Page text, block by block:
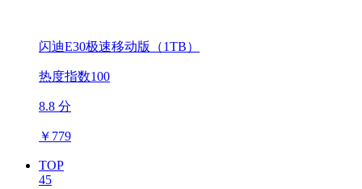
闪迪E30极速移动版（1TB）
热度指数100
8.8 分
￥ 779
TOP
45